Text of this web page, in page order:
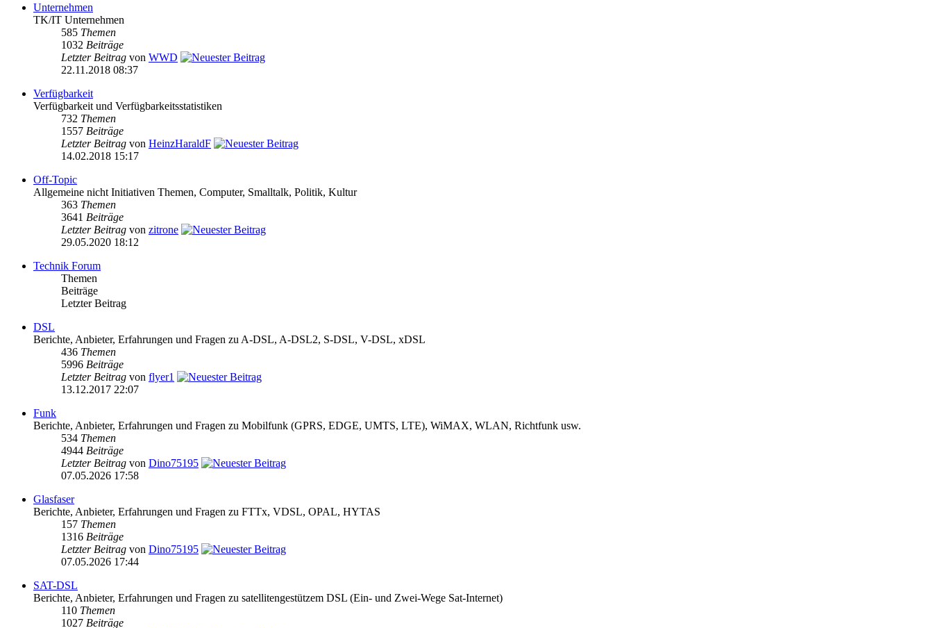
Unternehmen
TK/IT Unternehmen
585 Themen
1032 Beiträge
Letzter Beitrag von WWD
22.11.2018 08:37
Verfügbarkeit
Verfügbarkeit und Verfügbarkeitsstatistiken
732 Themen
1557 Beiträge
Letzter Beitrag von HeinzHaraldF
14.02.2018 15:17
Off-Topic
Allgemeine nicht Initiativen Themen, Computer, Smalltalk, Politik, Kultur
363 Themen
3641 Beiträge
Letzter Beitrag von zitrone
29.05.2020 18:12
Technik Forum
Themen
Beiträge
Letzter Beitrag
DSL
Berichte, Anbieter, Erfahrungen und Fragen zu A-DSL, A-DSL2, S-DSL, V-DSL, xDSL
436 Themen
5996 Beiträge
Letzter Beitrag von flyer1
13.12.2017 22:07
Funk
Berichte, Anbieter, Erfahrungen und Fragen zu Mobilfunk (GPRS, EDGE, UMTS, LTE), WiMAX, WLAN, Richtfunk usw.
534 Themen
4944 Beiträge
Letzter Beitrag von Dino75195
07.05.2026 17:58
Glasfaser
Berichte, Anbieter, Erfahrungen und Fragen zu FTTx, VDSL, OPAL, HYTAS
157 Themen
1316 Beiträge
Letzter Beitrag von Dino75195
07.05.2026 17:44
SAT-DSL
Berichte, Anbieter, Erfahrungen und Fragen zu satellitengestützem DSL (Ein- und Zwei-Wege Sat-Internet)
110 Themen
1027 Beiträge